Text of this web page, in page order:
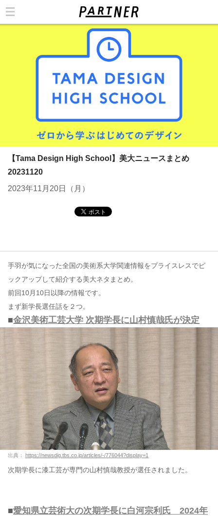
【Tama Design High School】美大ニュースまとめ
20231120
2023年11月20日（月）
手羽が気になった全国の美術系大学関連情報をプライスレスでピ
ックアップして紹介する美大ネタまとめ。
前回10月10日以降の情報です。
まず新学長選任話を２つ。
■金沢美術工芸大学 次期学長に山村慎哉氏が決定
出典： https://newsdig.tbs.co.jp/articles/-/776044?display=1
次期学長に漆工芸が専門の山村慎哉教授が選任されました。
■愛知県立芸術大の次期学長に白河宗利氏 2024年
お問い合わせ